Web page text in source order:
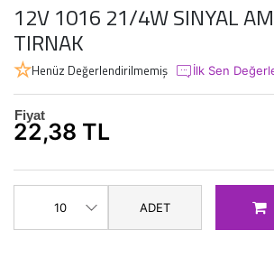
12V 1016 21/4W SINYAL
TIRNAK
Henüz Değerlendirilmemiş İlk Sen
Fiyat
22,38 TL
ADET